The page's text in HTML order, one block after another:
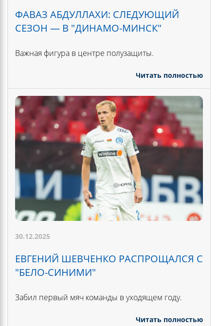
ФАВАЗ АБДУЛЛАХИ: СЛЕДУЮЩИЙ
СЕЗОН — В "ДИНАМО-МИНСК"
Важная фигура в центре полузащиты.
Читать полностью
30.12.2025
ЕВГЕНИЙ ШЕВЧЕНКО РАСПРОЩАЛСЯ С
"БЕЛО-СИНИМИ"
Забил первый мяч команды в уходящем году.
Читать полностью